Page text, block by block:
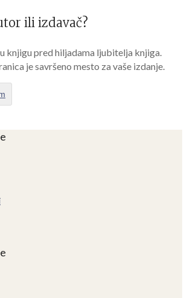
ili izdavač?
knjigu pred hiljadama ljubitelja knjiga.
je savršeno mesto za vaše izdanje.